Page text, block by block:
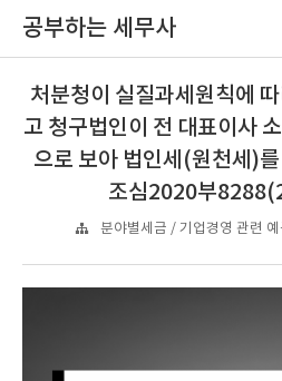
공부하는 세무사
처분청이 실질과세원칙에
고 청구법인이 전 대표이사
으로 보아 법인세(원천세)
조심2020부
분야별세금 / 기업경영 관련 예